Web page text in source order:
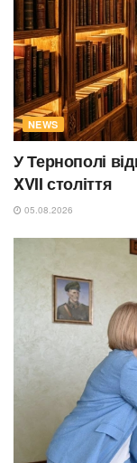
NEWS
У Тернополі
XVII століття
05.08.2026